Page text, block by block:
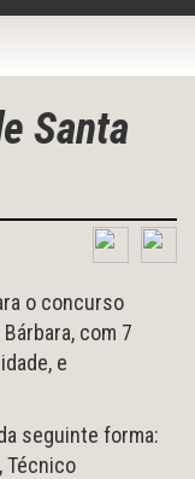
Santa
o concurso
com 7
e
seguinte forma:
Técnico